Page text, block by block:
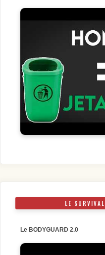
LE
Le BODYGUARD 2.0